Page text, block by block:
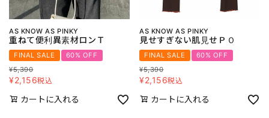
AS KNOW AS PINKY
重ねて便利異素材ロンＴ
FINAL SALE
60% OFF
¥5,390
¥2,156税込
カートに入れる
AS KNOW AS PINKY
見せすぎない肌見せＰＯ
FINAL SALE
60% OFF
¥5,390
¥2,156税込
カートに入れる